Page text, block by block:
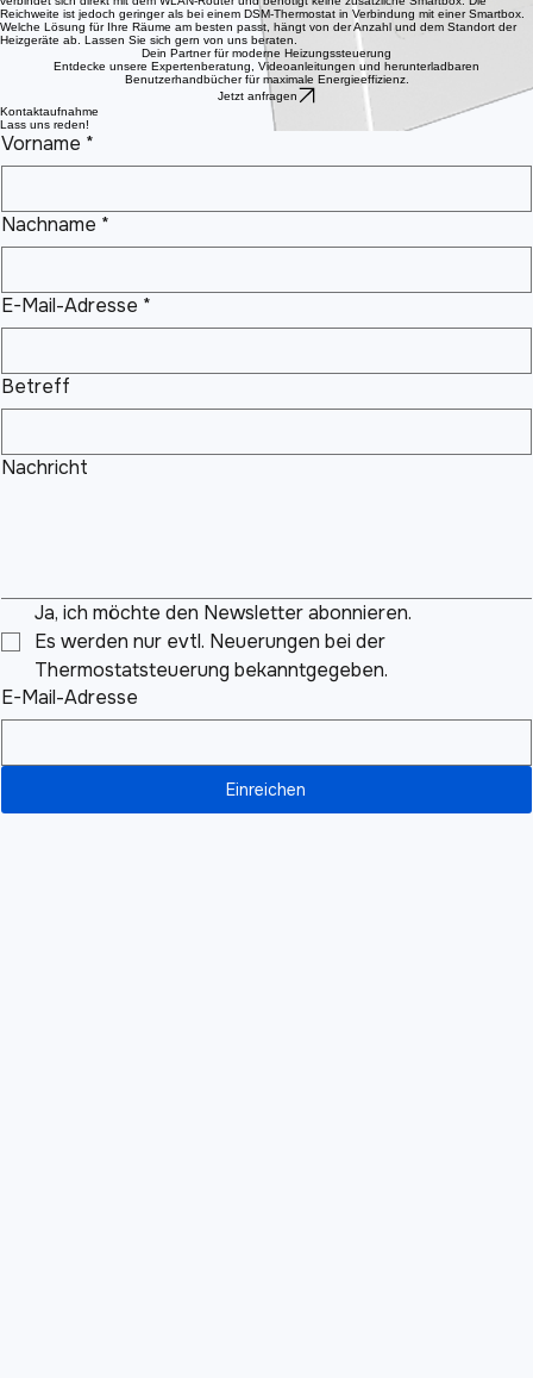
Das DSM-Thermostat kommuniziert über eine Smartbox mit dem Internet. Diese Lösung empfiehlt
sich vor allem, wenn mehrere Heizgeräte im Haus betrieben werden oder eine komplette
Wohnung beziehungsweise ein Haus beheizt werden soll. Die Smartbox sorgt dabei für eine
hohe Reichweite und eine stabile Verbindung zu den einzelnen Heizgeräten.
Bei einem oder zwei Heizgeräten ist das DSD-Thermostat meist die einfachere Lösung. Es
verbindet sich direkt mit dem WLAN-Router und benötigt keine zusätzliche Smartbox. Die
Reichweite ist jedoch geringer als bei einem DSM-Thermostat in Verbindung mit einer Smartbox.
Welche Lösung für Ihre Räume am besten passt, hängt von der Anzahl und dem Standort der
Heizgeräte ab. Lassen Sie sich gern von uns beraten.
Dein Partner für moderne Heizungssteuerung
Entdecke unsere Expertenberatung, Videoanleitungen und herunterladbaren
Jetzt anfragen
Vorname*
Nachname*
E-Mail-Adresse*
Betreff
Ja, ich möchte den Newsletter abonnieren.
Es werden nur evtl. Neuerungen bei der
E-Mail-Adresse